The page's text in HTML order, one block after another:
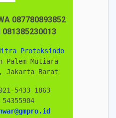
087780893852
Proteksindo
Palem Mutiara
Jakarta Barat
5433 1863